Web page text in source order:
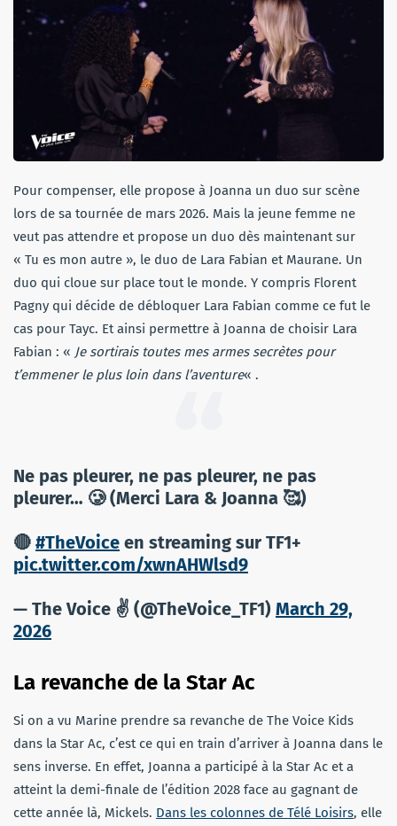
Pour compenser, elle propose à Joanna un duo sur scène
lors de sa tournée de mars 2026. Mais la jeune femme ne
veut pas attendre et propose un duo dès maintenant sur
« Tu es mon autre », le duo de Lara Fabian et Maurane. Un
duo qui cloue sur place tout le monde. Y compris Florent
Pagny qui décide de débloquer Lara Fabian comme ce fut le
cas pour Tayc. Et ainsi permettre à Joanna de choisir Lara
Fabian : « Je sortirais toutes mes armes secrètes pour
t’emmener le plus loin dans l’aventure« .
Ne pas pleurer, ne pas pleurer, ne pas
pleurer… 🥲 (Merci Lara & Joanna 🥰)
🔴 #TheVoice en streaming sur TF1+
pic.twitter.com/xwnAHWlsd9
— The Voice ✌️ (@TheVoice_TF1) March 29,
2026
La revanche de la Star Ac
Si on a vu Marine prendre sa revanche de The Voice Kids
dans la Star Ac, c’est ce qui en train d’arriver à Joanna dans le
sens inverse. En effet, Joanna a participé à la Star Ac et a
atteint la demi-finale de l’édition 2028 face au gagnant de
cette année là, Mickels. Dans les colonnes de Télé Loisirs, elle